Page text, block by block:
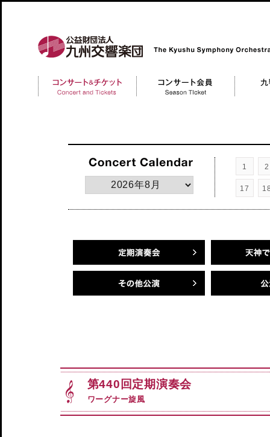
1 2
17
定期演奏会 天神でクラシッ
第440回定期演奏会
ワーグナー旋風